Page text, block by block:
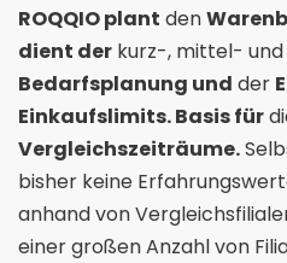
ROQQIO plant den
dient der kurz-, mittel-
Bedarfsplanung und der
Einkaufslimits. Basis für
Vergleichszeiträume.
bisher keine
anhand von
einer großen Anzahl von